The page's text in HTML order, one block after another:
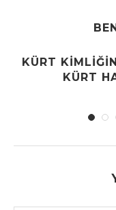
KÜRT
KÜRT